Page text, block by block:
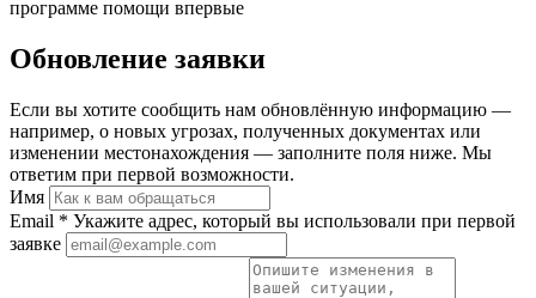
программе помощи впервые
Обновление заявки
Если вы хотите сообщить нам обновлённую информацию —
например, о новых угрозах, полученных документах или
изменении местонахождения — заполните поля ниже. Мы
ответим при первой возможности.
Имя
Email * Укажите адрес, который вы использовали при первой
заявке